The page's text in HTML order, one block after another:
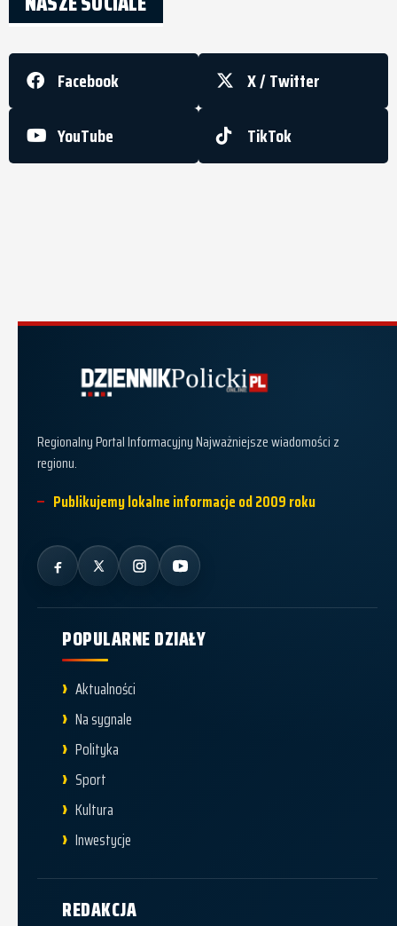
Facebook
X / Twitter
YouTube
TikTok
Regionalny Portal Informacyjny Najważniejsze wiadomości z
regionu.
Publikujemy lokalne informacje od 2009 roku
POPULARNE DZIAŁY
Aktualności
Na sygnale
Polityka
Sport
Kultura
Inwestycje
REDAKCJA